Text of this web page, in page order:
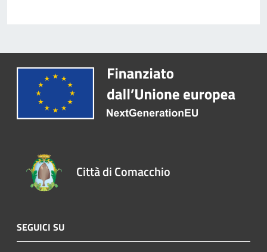
Città di Comacchio
SEGUICI SU